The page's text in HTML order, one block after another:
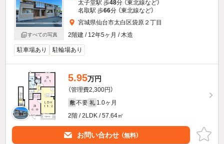
すべての写真
太子堂駅 歩48分 （東北線など）
名取駅 歩66分 （東北線など）
宮城県仙台市太白区袋原２丁目
2階建 / 12年5ヶ月 / 木造
駐車場あり 駐輪場あり
5.95万円
（管理費2,300円）
敷 不要 礼 1.0ヶ月
2階 / 2LDK / 57.64㎡
お問い合わせ （無料）